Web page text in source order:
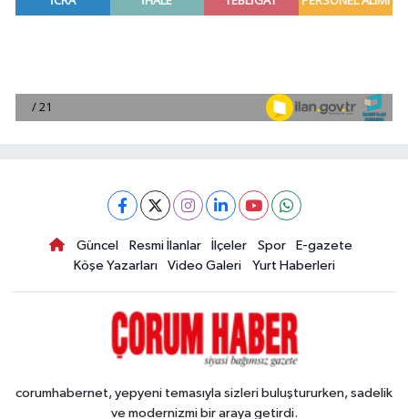
Güncel Resmi İlanlar İlçeler Spor
E-gazete
Köşe Yazarları
Video Galeri Yurt Haberleri
corumhabernet, yepyeni temasıyla sizleri buluştururken, sadelik
ve modernizmi bir araya getirdi.